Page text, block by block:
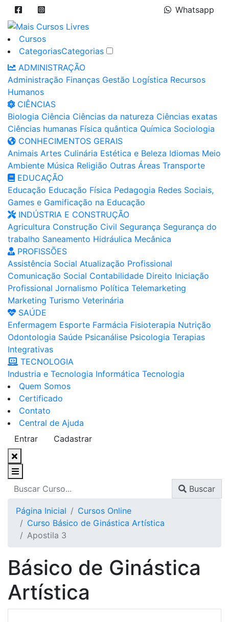
Whatsapp
Cursos
CategoriasCategorias
ADMINISTRAÇÃO
Administração Finanças Gestão Logística Recursos
Humanos
CIÊNCIAS
Biologia Ciência Ciências da natureza Ciências exatas
Ciências humanas Física quântica Química Sociologia
CONHECIMENTOS GERAIS
Animais Artes Culinária Estética e Beleza Idiomas Meio
Ambiente Música Religião Outras Áreas Transporte
EDUCAÇÃO
Educação Educação Física Pedagogia Redes Sociais,
Games e Gamificação na Educação
INDÚSTRIA E CONSTRUÇÃO
Agricultura Construção Civil Segurança Segurança do
trabalho Saneamento Hidráulica Mecânica
PROFISSÕES
Assistência Social Atualização Profissional
Comunicação Social Contabilidade Direito Iniciação
Profissional Jornalismo Política Telemarketing
Marketing Turismo Veterinária
SAÚDE
Enfermagem Esporte Farmácia Fisioterapia Nutrição
Odontologia Saúde Psicanálise Psicologia Terapias
Integrativas
TECNOLOGIA
Industria e Tecnologia Informática Tecnologia
Quem Somos
Certificado
Contato
Central de Ajuda
Entrar
Cadastrar
Buscar
Página Inicial
Cursos Online
Curso Básico de Ginástica Artística
Apostila 3
Básico de Ginástica
Artística